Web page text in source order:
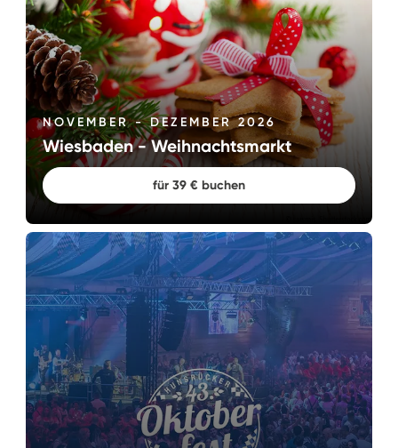
NOVEMBER - DEZEMBER 2026
Wiesbaden - Weihnachtsmarkt
für 39 € buchen